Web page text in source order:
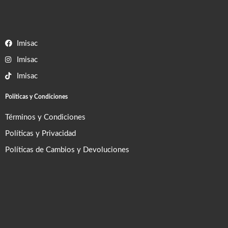
Imisac
Imisac
Imisac
Políticas y Condiciones
Términos y Condiciones
Políticas y Privacidad
Políticas de Cambios y Devoluciones